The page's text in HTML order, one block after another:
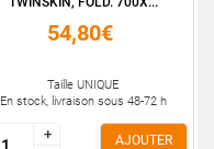
54,80€
Taille UNIQUE
En stock, livraison sous 48-72 h
+
+
AJOUTER